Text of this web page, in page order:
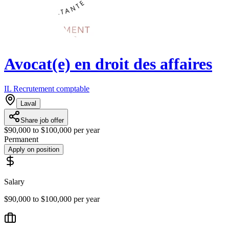
Avocat(e) en droit des affaires
IL Recrutement comptable
Laval
Share job offer
$90,000 to $100,000 per year
Permanent
Apply on position
Salary
$90,000 to $100,000 per year